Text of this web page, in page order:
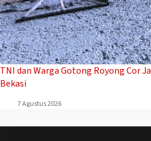
TNI dan Warga Gotong Royong Cor
Bekasi
7 Agustus 2026